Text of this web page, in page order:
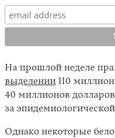
На прошлой неделе
выделении 110
40 миллионов
за
Однако некоторые